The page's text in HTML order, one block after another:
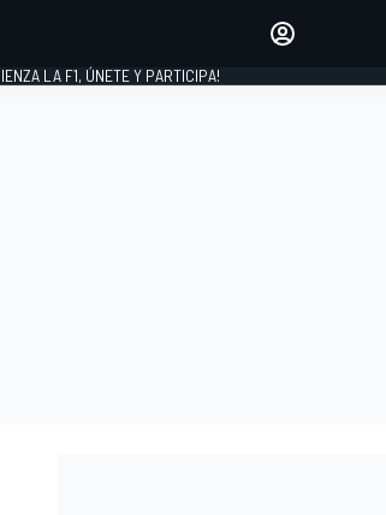
LA F1, ÚNETE Y PARTICIPA!